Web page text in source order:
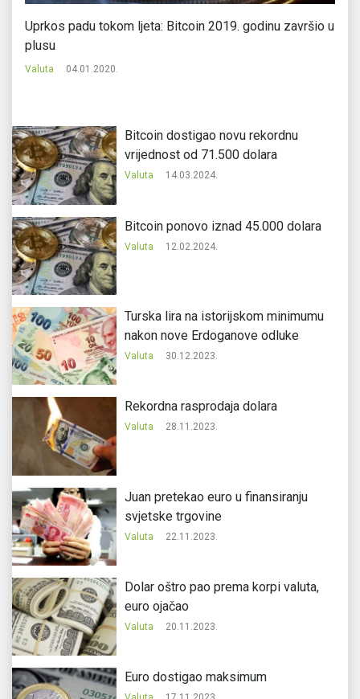
Uprkos padu tokom ljeta: Bitcoin 2019. godinu završio u
plusu
Valuta 04.01.2020.
Bitcoin dostigao novu rekordnu
vrijednost od 71.500 dolara
Valuta 14.03.2024.
Bitcoin ponovo iznad 45.000 dolara
Valuta 12.02.2024.
Turska lira na istorijskom minimumu
nakon nove Erdoganove odluke
Valuta 30.12.2023.
Rekordna rasprodaja dolara
Valuta 28.11.2023.
Juan pretekao euro u finansiranju
svjetske trgovine
Valuta 22.11.2023.
Dolar oštro pao prema korpi valuta,
euro ojačao
Valuta 20.11.2023.
Еuro dostigao maksimum